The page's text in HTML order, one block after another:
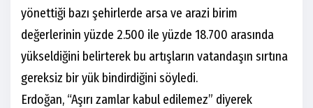
yönettiği bazı şehirlerde arsa ve arazi birim
değerlerinin yüzde 2.500 ile yüzde 18.700 arasında
yükseldiğini belirterek bu artışların vatandaşın sırtına
gereksiz bir yük bindirdiğini söyledi.
Erdoğan, “Aşırı zamlar kabul edilemez” diyerek